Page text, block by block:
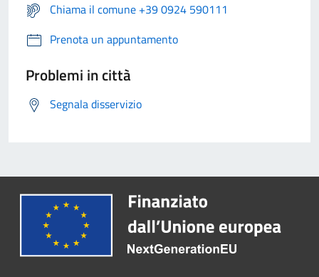
Chiama il comune +39 0924 590111
Prenota un appuntamento
Problemi in città
Segnala disservizio